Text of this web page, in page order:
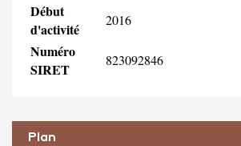
Début
d'activité
2016
Numéro
SIRET
823092846
Plan